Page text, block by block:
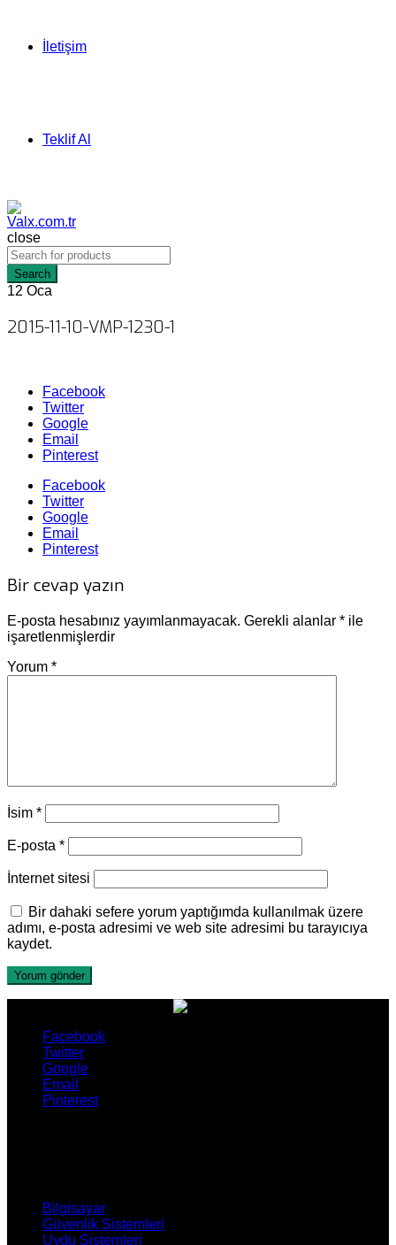
İletişim
Teklif Al
close
Search
12 Oca
2015-11-10-VMP-1230-1
Facebook
Twitter
Google
Email
Pinterest
Facebook
Twitter
Google
Email
Pinterest
Bir cevap yazın
E-posta hesabınız yayımlanmayacak. Gerekli alanlar * ile
işaretlenmişlerdir
Yorum *
İsim *
E-posta *
İnternet sitesi
Bir dahaki sefere yorum yaptığımda kullanılmak üzere
adımı, e-posta adresimi ve web site adresimi bu tarayıcıya
kaydet.
Facebook
Twitter
Google
Email
Pinterest
Bilgisayar
Güvenlik Sistemleri
Uydu Sistemleri